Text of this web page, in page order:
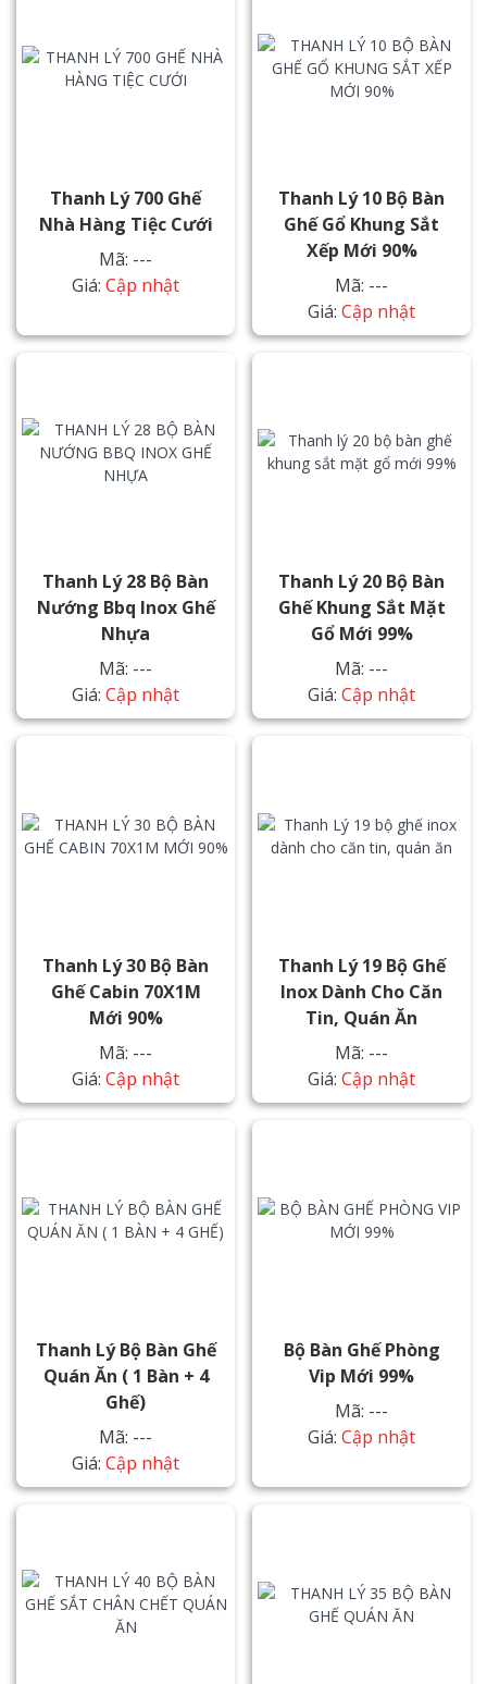
Thanh Lý 700 Ghế
Nhà Hàng Tiệc Cưới
Mã: ---
Giá: Cập nhật
Thanh Lý 10 Bộ Bàn
Ghế Gổ Khung Sắt
Xếp Mới 90%
Mã: ---
Giá: Cập nhật
Thanh Lý 28 Bộ Bàn
Nướng Bbq Inox Ghế
Nhựa
Mã: ---
Giá: Cập nhật
Thanh Lý 20 Bộ Bàn
Ghế Khung Sắt Mặt
Gổ Mới 99%
Mã: ---
Giá: Cập nhật
Thanh Lý 30 Bộ Bàn
Ghế Cabin 70X1M
Mới 90%
Mã: ---
Giá: Cập nhật
Thanh Lý 19 Bộ Ghế
Inox Dành Cho Căn
Tin, Quán Ăn
Mã: ---
Giá: Cập nhật
Thanh Lý Bộ Bàn Ghế
Quán Ăn ( 1 Bàn + 4
Ghế)
Mã: ---
Giá: Cập nhật
Bộ Bàn Ghế Phòng
Vip Mới 99%
Mã: ---
Giá: Cập nhật